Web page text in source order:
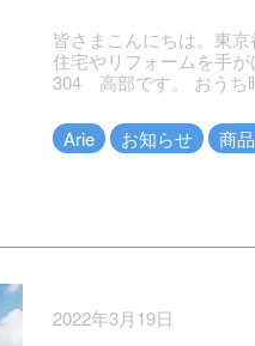
皆さまこんにちは。東
住宅やリフォームを手
304 高部です。 おうち
Arie お知らせ 商
2022年3月19日